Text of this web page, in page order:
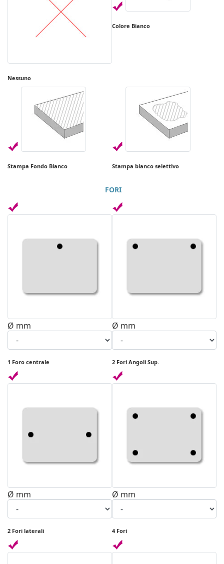
Nessuno
Colore Bianco
Stampa Fondo Bianco Stampa bianco selettivo
FORI
Ø mm
1 Foro centrale
Ø mm
2 Fori Angoli Sup.
Ø mm
2 Fori laterali
Ø mm
4 Fori